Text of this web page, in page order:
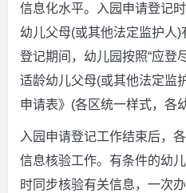
信息化水平。入园申请登记
幼儿父母(或其他法定监护人
登记期间，幼儿园按照“应登
适龄幼儿父母(或其他法定监
申请表》(各区统一样式，各
入园申请登记工作结束后，
信息核验工作。有条件的幼
时同步核验有关信息，一次办